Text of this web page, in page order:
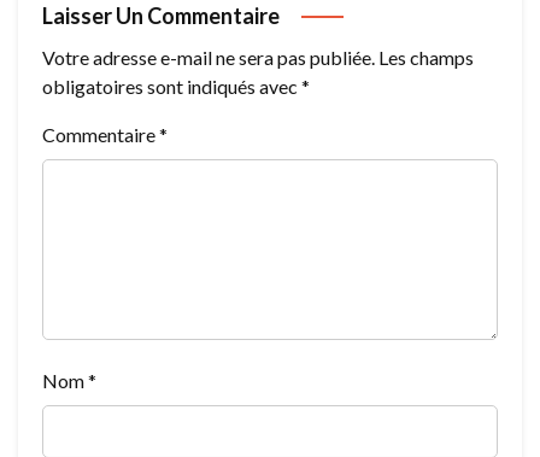
Laisser Un Commentaire
Votre adresse e-mail ne sera pas publiée. Les champs
obligatoires sont indiqués avec *
Commentaire*
Nom*